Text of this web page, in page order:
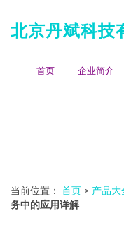
北京丹斌科技
首页 企业简介
当前位置： 首页 > 产品大
务中的应用详解